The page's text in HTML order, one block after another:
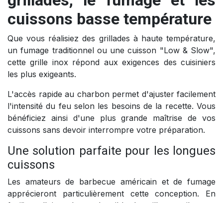
cuissons basse température
Que vous réalisiez des grillades à haute température,
un fumage traditionnel ou une cuisson "Low & Slow",
cette grille inox répond aux exigences des cuisiniers
les plus exigeants.
L'accès rapide au charbon permet d'ajuster facilement
l'intensité du feu selon les besoins de la recette. Vous
bénéficiez ainsi d'une plus grande maîtrise de vos
cuissons sans devoir interrompre votre préparation.
Une solution parfaite pour les longues
cuissons
Les amateurs de barbecue américain et de fumage
apprécieront particulièrement cette conception. En